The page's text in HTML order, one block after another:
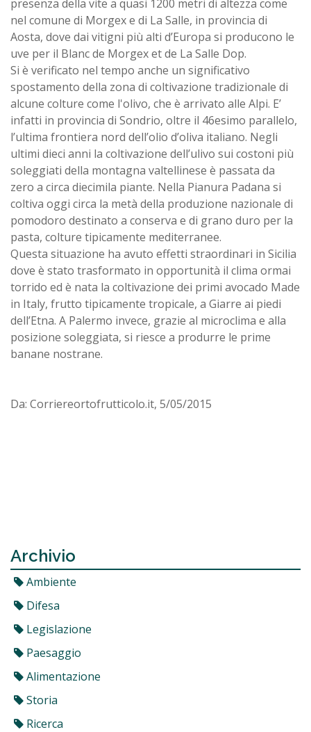
presenza della vite a quasi 1200 metri di altezza come
nel comune di Morgex e di La Salle, in provincia di
Aosta, dove dai vitigni più alti d’Europa si producono le
uve per il Blanc de Morgex et de La Salle Dop.
Si è verificato nel tempo anche un significativo
spostamento della zona di coltivazione tradizionale di
alcune colture come l'olivo, che è arrivato alle Alpi. E’
infatti in provincia di Sondrio, oltre il 46esimo parallelo,
l’ultima frontiera nord dell’olio d’oliva italiano. Negli
ultimi dieci anni la coltivazione dell’ulivo sui costoni più
soleggiati della montagna valtellinese è passata da
zero a circa diecimila piante. Nella Pianura Padana si
coltiva oggi circa la metà della produzione nazionale di
pomodoro destinato a conserva e di grano duro per la
pasta, colture tipicamente mediterranee.
Questa situazione ha avuto effetti straordinari in Sicilia
dove è stato trasformato in opportunità il clima ormai
torrido ed è nata la coltivazione dei primi avocado Made
in Italy, frutto tipicamente tropicale, a Giarre ai piedi
dell’Etna. A Palermo invece, grazie al microclima e alla
posizione soleggiata, si riesce a produrre le prime
banane nostrane.
Da: Corriereortofrutticolo.it, 5/05/2015
Archivio
Ambiente
Difesa
Legislazione
Paesaggio
Alimentazione
Storia
Ricerca